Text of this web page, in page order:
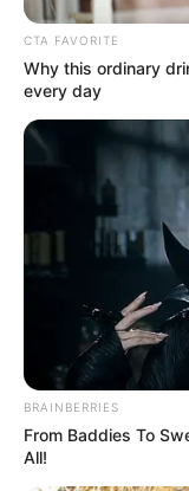
CTA FAVORITE
Why this ordinary
every day
BRAINBERRIES
From Baddies To
All!